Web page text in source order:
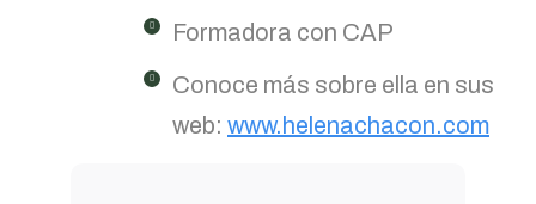
Formadora con CAP
Conoce más sobre ella en sus
web: www.helenachacon.com